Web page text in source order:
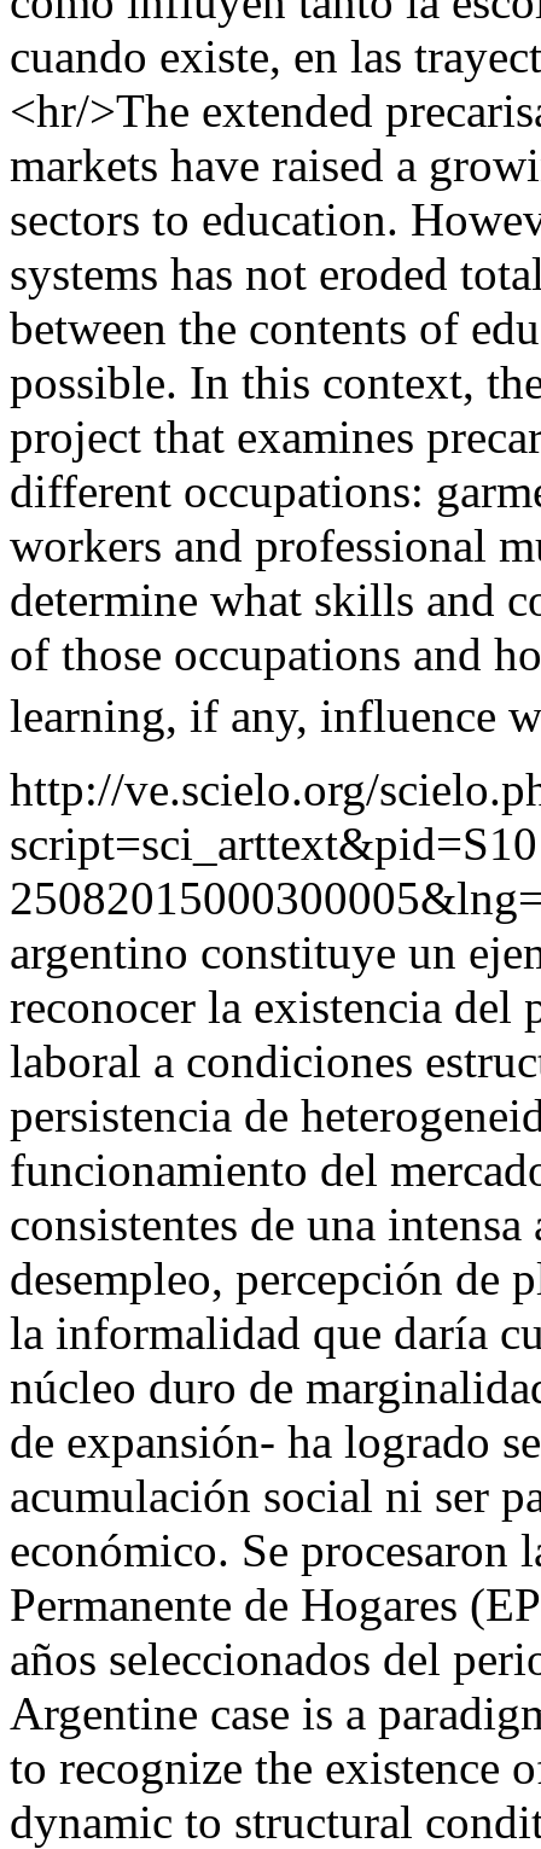
cuando existe, en las
<hr/>The extended
markets have raised a
sectors to education.
systems has not eroded
between the contents of
possible. In this context,
project that examines
different occupations:
workers and professional
determine what skills and
of those occupations and
learning, if any, influence
http://ve.scielo.org/
argentino constituye un
reconocer la existencia del
laboral a condiciones
persistencia de
funcionamiento del
consistentes de una
desempleo, percepción de
la informalidad que daría
núcleo duro de
de expansión- ha logrado
acumulación social ni ser
económico. Se procesaron
Permanente de Hogares
años seleccionados del
Argentine case is a
to recognize the existence
dynamic to structural